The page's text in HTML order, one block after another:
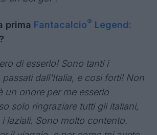
prima Fantacalcio® Legend:
di esserlo! Sono tanti i
dall'Italia, e così forti! Non
un onore per me esserlo
solo ringraziare tutti gli italiani,
i laziali. Sono molto contento.